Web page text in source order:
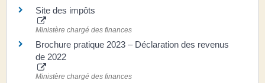
Site des impôts
Ministère chargé des finances
Brochure pratique 2023 – Déclaration des revenus
de 2022
Ministère chargé des finances